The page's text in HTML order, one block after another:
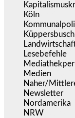
Köln
Lesebefehle
Medien
Naher/
Newsletter
Nordamerika
NRW